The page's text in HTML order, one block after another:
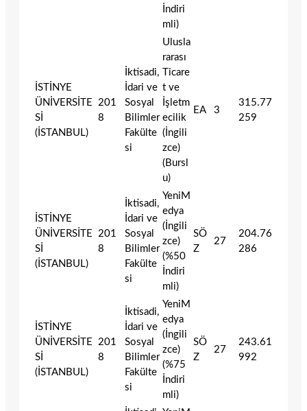
İndiri
mli)
İSTİNYE
ÜNİVERSİTE
Sİ
(İSTANBUL)
201
8
İktisadi,
İdari ve
Sosyal
Bilimler
Fakülte
si
Ulusla
rarası
Ticare
t ve
İşletm
ecilik
(İngili
zce)
(Bursl
u)
EA 3
315.77
259
İSTİNYE
ÜNİVERSİTE
Sİ
(İSTANBUL)
201
8
İktisadi,
İdari ve
Sosyal
Bilimler
Fakülte
si
YeniM
edya
(İngili
zce)
(%50
İndiri
mli)
SÖ
Z
27
204.76
286
İSTİNYE
ÜNİVERSİTE
Sİ
(İSTANBUL)
201
8
İktisadi,
İdari ve
Sosyal
Bilimler
Fakülte
si
YeniM
edya
(İngili
zce)
(%75
İndiri
mli)
SÖ
Z
27
243.61
992